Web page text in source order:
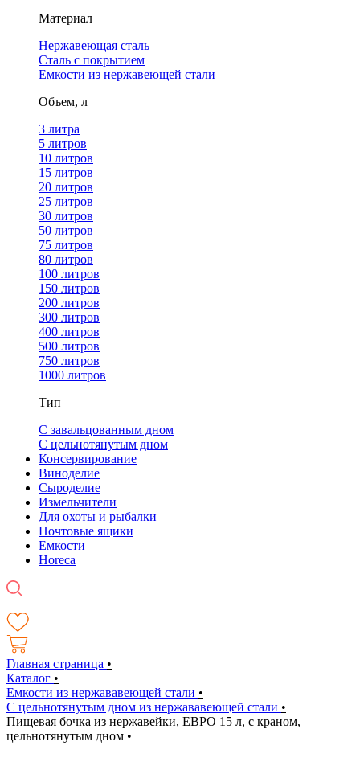
Материал
Нержавеющая сталь
Сталь с покрытием
Емкости из нержавеющей стали
Объем, л
3 литра
5 литров
10 литров
15 литров
20 литров
25 литров
30 литров
50 литров
75 литров
80 литров
100 литров
150 литров
200 литров
300 литров
400 литров
500 литров
750 литров
1000 литров
Тип
С завальцованным дном
С цельнотянутым дном
Консервирование
Виноделие
Сыроделие
Измельчители
Для охоты и рыбалки
Почтовые ящики
Емкости
Horeca
Главная страница •
Каталог •
Емкости из нержававеющей стали •
С цельнотянутым дном из нержававеющей стали •
Пищевая бочка из нержавейки, ЕВРО 15 л, с краном,
цельнотянутым дном •